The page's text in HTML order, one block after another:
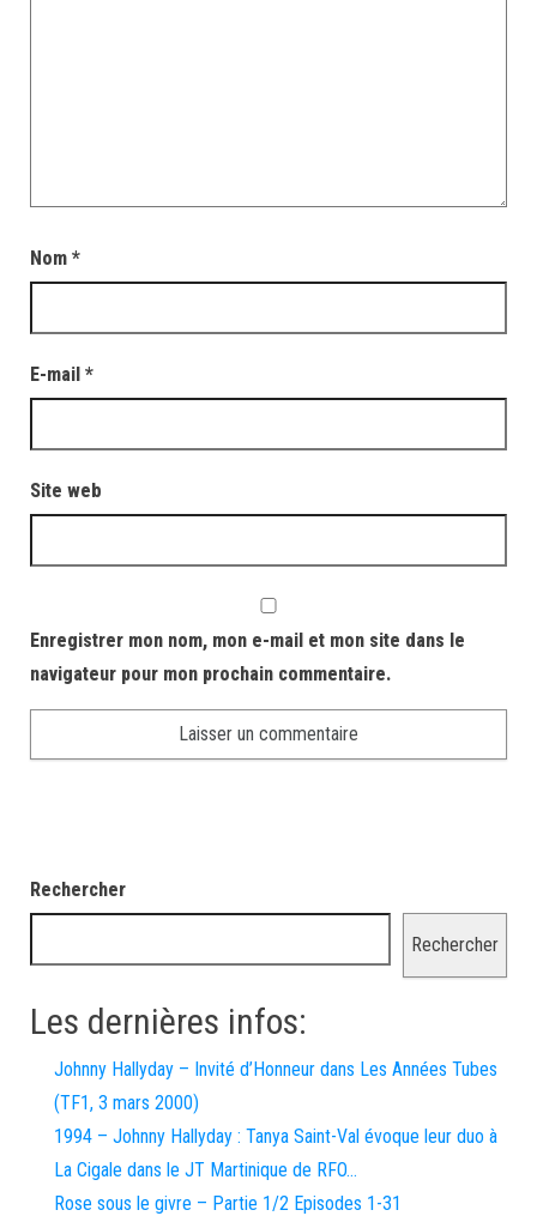
Nom *
E-mail *
Site web
Enregistrer mon nom, mon e-mail et mon site dans le
navigateur pour mon prochain commentaire.
Rechercher
Rechercher
Les dernières infos:
Johnny Hallyday – Invité d’Honneur dans Les Années Tubes
(TF1, 3 mars 2000)
1994 – Johnny Hallyday : Tanya Saint-Val évoque leur duo à
La Cigale dans le JT Martinique de RFO…
Rose sous le givre – Partie 1/2 Episodes 1-31